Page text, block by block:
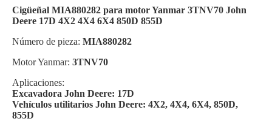
Cigüeñal MIA880282 para motor Yanmar 3TNV70 John
Deere 17D 4X2 4X4 6X4 850D 855D
Número de pieza: MIA880282
Motor Yanmar: 3TNV70
Aplicaciones:
Excavadora John Deere: 17D
Vehículos utilitarios John Deere: 4X2, 4X4, 6X4, 850D,
855D